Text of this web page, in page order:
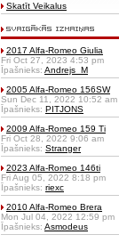
Skatīt Veikalus
2017 Alfa-Romeo Giulia
Fri Oct 27, 2023 4:53 pm
Īpašnieks: Andrejs_M
2005 Alfa-Romeo 156SW
Sun Dec 11, 2022 10:52 am
Īpašnieks: PITJONS
2009 Alfa-Romeo 159 Ti
Fri Oct 28, 2022 9:06 am
Īpašnieks: Stranger
2023 Alfa-Romeo 146ti
Fri Aug 05, 2022 8:18 pm
Īpašnieks: riexc
2010 Alfa-Romeo Brera
Mon Jul 04, 2022 12:59 pm
Īpašnieks: Asmodeus